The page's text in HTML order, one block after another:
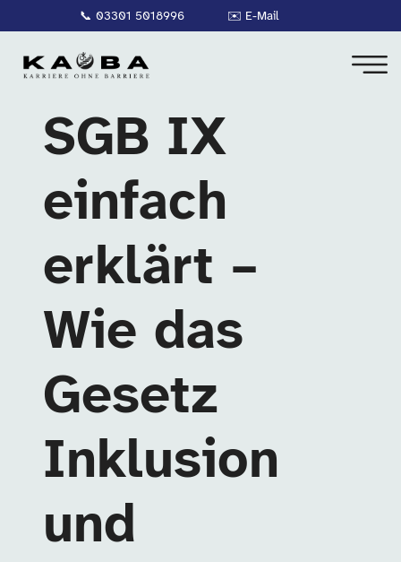
📞 03301 5018996 ✉️ E-Mail
SGB IX
einfach
erklärt –
Wie das
Gesetz
Inklusion
und